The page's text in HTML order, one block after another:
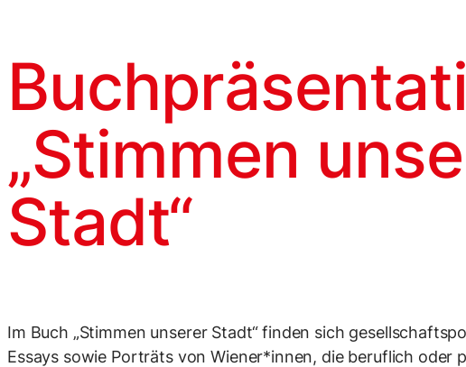
„Stimmen
Stadt“
Im Buch „Stimmen unserer Stadt“ finden sich
Essays sowie Porträts von Wiener*innen, die beruflich oder